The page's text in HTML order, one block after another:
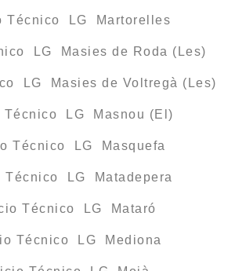
Técnico LG Martorelles
LG Masies de Roda (Les)
LG Masies de Voltregà (Les)
Técnico LG Masnou (El)
Técnico LG Masquefa
Técnico LG Matadepera
Técnico LG Mataró
Técnico LG Mediona